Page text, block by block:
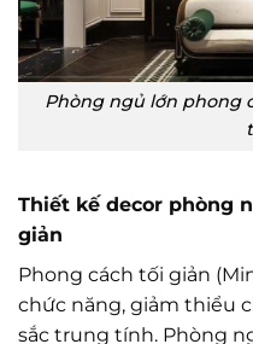
Phòng ngủ lớn phong
Thiết kế decor phòng
giản
Phong cách tối giản
chức năng, giảm thiểu
sắc trung tính. Phòng